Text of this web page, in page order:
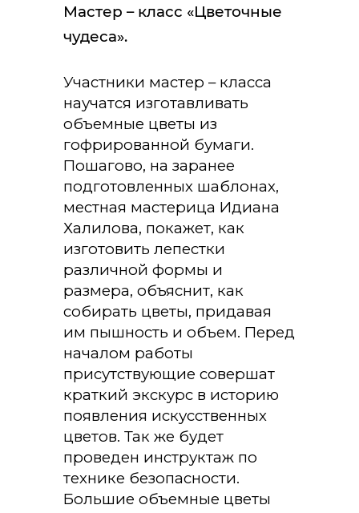
Мастер – класс «Цветочные
чудеса».
Участники мастер – класса
научатся изготавливать
объемные цветы из
гофрированной бумаги.
Пошагово, на заранее
подготовленных шаблонах,
местная мастерица Идиана
Халилова, покажет, как
изготовить лепестки
различной формы и
размера, объяснит, как
собирать цветы, придавая
им пышность и объем. Перед
началом работы
присутствующие совершат
краткий экскурс в историю
появления искусственных
цветов. Так же будет
проведен инструктаж по
технике безопасности.
Большие объемные цветы